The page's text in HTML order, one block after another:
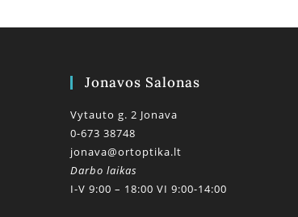
Jonavos Salonas
Vytauto g. 2 Jonava
0-673 38748
jonava@ortoptika.lt
Darbo laikas
I-V 9:00 – 18:00 VI 9:00-14:00